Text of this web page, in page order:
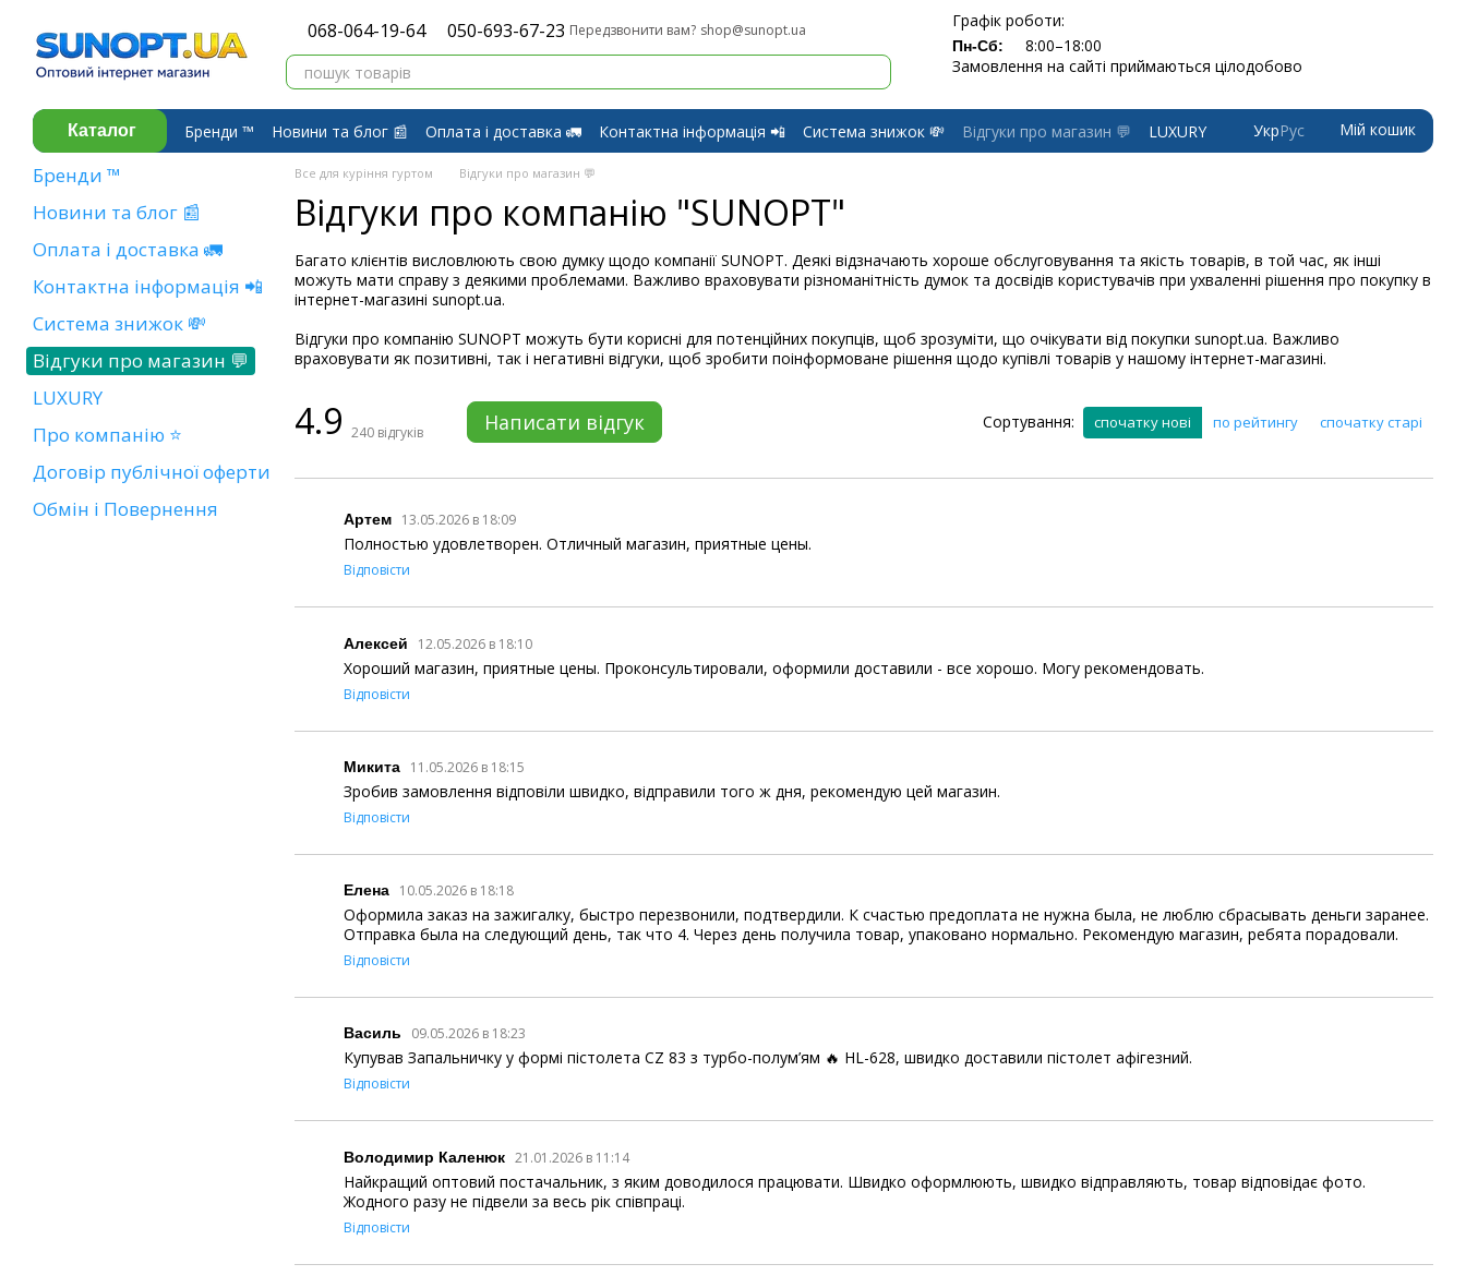
068-064-19-64 050-693-67-23 Передзвонити вам? shop@sunopt.ua Графік роботи:
Пн-Сб:
8:00–18:00
Замовлення на сайті приймаються цілодобово
Каталог Бренди ™️ Новини та блог 📰 Оплата і доставка 🚛 Контактна інформація 📲 Система знижок 💸 Відгуки про магазин 💬
LUXURY
Про компанію ⭐
Договір публічної оферти Обмін і Повернення
УкрРус Мій кошик
Все для куріння гуртом Відгуки про магазин 💬
Відгуки про компанію "SUNOPT"
Багато клієнтів висловлюють свою думку щодо компанії SUNOPT. Деякі відзначають хороше обслуговування та якість товарів, в той час, як інші
можуть мати справу з деякими проблемами. Важливо враховувати різноманітність думок та досвідів користувачів при ухваленні рішення про покупку в
інтернет-магазині sunopt.ua.
Відгуки про компанію SUNOPT можуть бути корисні для потенційних покупців, щоб зрозуміти, що очікувати від покупки sunopt.ua. Важливо
враховувати як позитивні, так і негативні відгуки, щоб зробити поінформоване рішення щодо купівлі товарів у нашому інтернет-магазині.
4.9 240 відгуків Написати відгук Сортування: спочатку нові по рейтингу спочатку старі
Артем 13.05.2026 в 18:09
Полностью удовлетворен. Отличный магазин, приятные цены.
Відповісти
Алексей 12.05.2026 в 18:10
Хороший магазин, приятные цены. Проконсультировали, оформили доставили - все хорошо. Могу рекомендовать.
Відповісти
Микита 11.05.2026 в 18:15
Зробив замовлення відповіли швидко, відправили того ж дня, рекомендую цей магазин.
Відповісти
Елена 10.05.2026 в 18:18
Оформила заказ на зажигалку, быстро перезвонили, подтвердили. К счастью предоплата не нужна была, не люблю сбрасывать деньги заранее.
Отправка была на следующий день, так что 4. Через день получила товар, упаковано нормально. Рекомендую магазин, ребята порадовали.
Відповісти
Василь 09.05.2026 в 18:23
Купував Запальничку у формі пістолета CZ 83 з турбо-полум’ям 🔥 HL-628, швидко доставили пістолет афігезний.
Відповісти
Володимир Каленюк 21.01.2026 в 11:14
Найкращий оптовий постачальник, з яким доводилося працювати. Швидко оформлюють, швидко відправляють, товар відповідає фото.
Жодного разу не підвели за весь рік співпраці.
Відповісти
Бренди ™️
Новини та блог 📰
Оплата і доставка 🚛
Контактна інформація 📲
Система знижок 💸
Відгуки про магазин 💬
LUXURY
Про компанію ⭐
Договір публічної оферти
Обмін і Повернення